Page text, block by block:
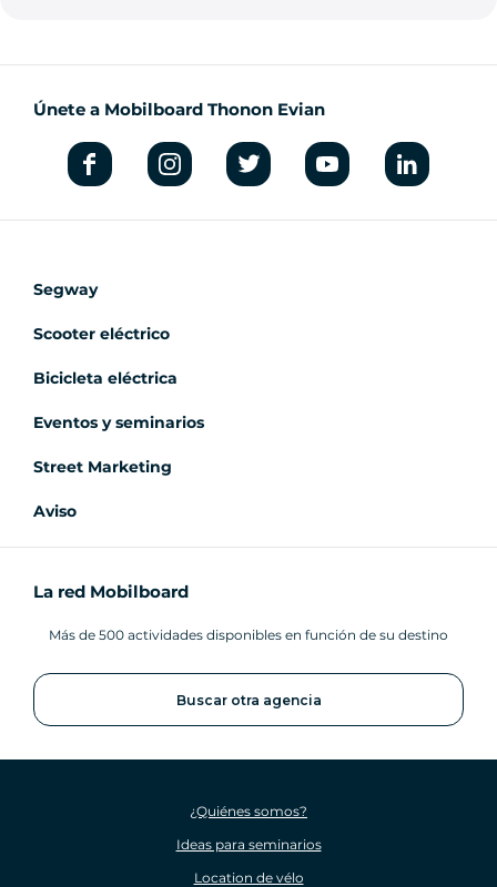
Únete a Mobilboard Thonon Evian
Segway
Scooter eléctrico
Bicicleta eléctrica
Eventos y seminarios
Street Marketing
Aviso
La red Mobilboard
Más de 500 actividades disponibles en función de su destino
Buscar otra agencia
¿Quiénes somos?
Ideas para seminarios
Location de vélo